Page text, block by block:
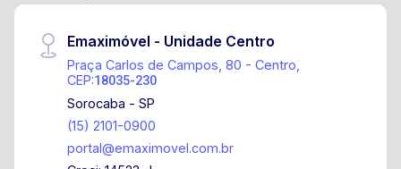
Emaximóvel - Unidade Centro
Praça Carlos de Campos, 80 - Centro,
CEP:18035-230
Sorocaba - SP
(15) 2101-0900
portal@emaximovel.com.br